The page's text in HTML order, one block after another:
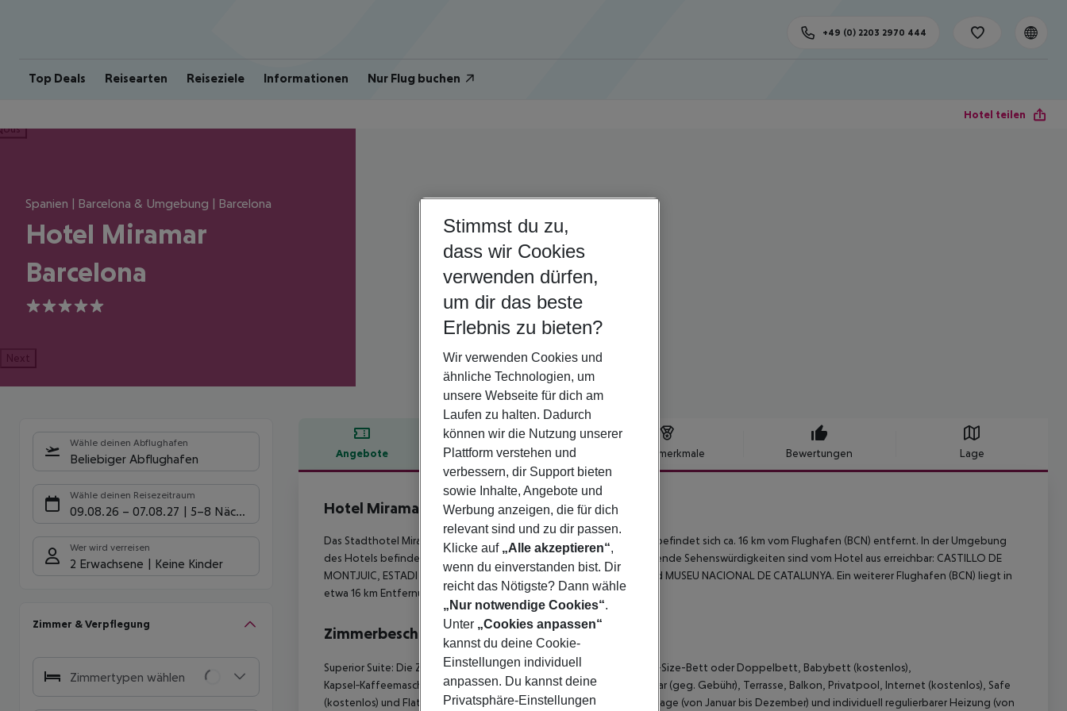
Top Deals Reisearten Reiseziele Informationen Nur Flug buchen
+49 (0) 2203 2970 444
Hotel teilen
Spanien | Barcelona & Umgebung | Barcelona
Hotel Miramar
Barcelona
5
Next
Wähle deinen Abflughafen
Beliebiger Abflughafen
Wähle deinen Reisezeitraum
09.08.26 – 07.08.27 5-8 Nächte
Wer wird verreisen
2 Erwachsene Keine Kinder
Zimmer & Verpflegung
Zimmertypen wählen
Angebote Hotelbeschreibung Hotelmerkmale Bewertungen Lage
Hotelbeschreibung
Hotel Miramar Barcelona
5
Das Stadthotel Miramar Barcelona, beliebt bei Hochzeitsreisenden, befindet sich ca. 16 km vom Flughafen (BCN) entfernt. In der Umgebung
des Hotels befinden sich verschiedene Einkaufsmöglichkeiten. Folgende Sehenswürdigkeiten sind vom Hotel aus erreichbar: CASTILLO DE
MONTJUIC, ESTADI OLIMPIC LLUIS COMPANYS, POBLE ESPANYOL und MUSEU NACIONAL DE CATALUNYA. Ein weiterer Flughafen (BCN) liegt in
etwa 16 km Entfernung.
Zimmerbeschreibung
Superior Suite: Die Zimmer mit Wohnraum sind ausgestattet mit King-Size-Bett oder Doppelbett, Babybett (kostenlos),
Kapsel‑Kaffeemaschine (kostenlos), Wasserkocher (kostenlos), Minibar (geg. Gebühr), Terrasse, Balkon, Privatpool, Internet (kostenlos), Safe
(kostenlos) und Flatscreen-TV sowie individuell regulierbarer Klimaanlage (von Januar bis Dezember) und individuell regulierbarer Heizung (von
Stimmst du zu,
dass wir Cookies
verwenden dürfen,
um dir das beste
Erlebnis zu bieten?
Wir verwenden Cookies und
ähnliche Technologien, um
unsere Webseite für dich am
Laufen zu halten. Dadurch
können wir die Nutzung unserer
Plattform verstehen und
verbessern, dir Support bieten
sowie Inhalte, Angebote und
Werbung anzeigen, die für dich
relevant sind und zu dir passen.
Klicke auf „Alle akzeptieren“,
wenn du einverstanden bist. Dir
reicht das Nötigste? Dann wähle
„Nur notwendige Cookies“.
Unter „Cookies anpassen“
kannst du deine Cookie-
Einstellungen individuell
anpassen. Du kannst deine
Privatsphäre-Einstellungen